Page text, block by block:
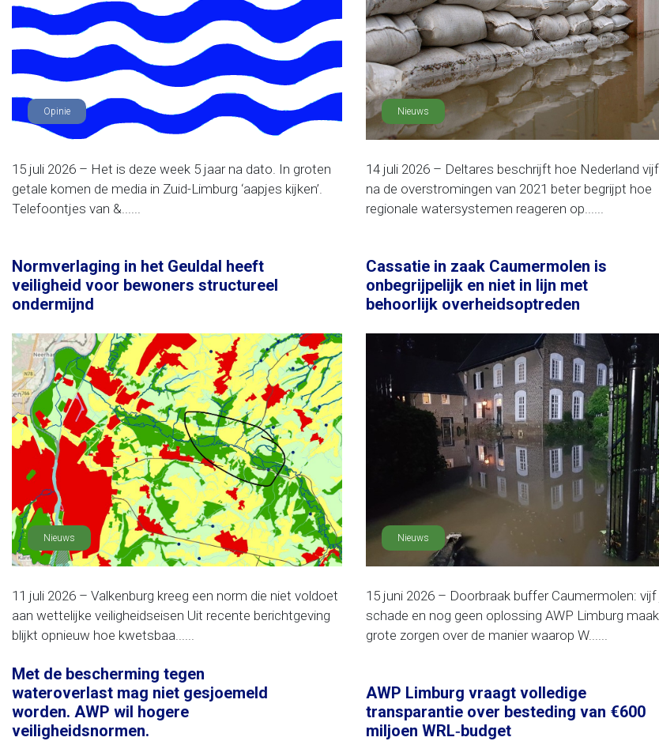
Opinie
15 juli 2026 – Het is deze week 5 jaar na dato. In groten
getale komen de media in Zuid-Limburg ‘aapjes kijken’.
Telefoontjes van &......
Nieuws
14 juli 2026 – Deltares beschrijft hoe Nederland
na de overstromingen van 2021 beter begrijpt hoe
regionale watersystemen reageren op......
Normverlaging in het Geuldal heeft
veiligheid voor bewoners structureel
ondermijnd
Nieuws
11 juli 2026 – Valkenburg kreeg een norm die niet voldoet
aan wettelijke veiligheidseisen Uit recente berichtgeving
blijkt opnieuw hoe kwetsbaa......
Cassatie in zaak Caumermolen is
onbegrijpelijk en niet in lijn met
behoorlijk overheidsoptreden
Nieuws
15 juni 2026 – Doorbraak buffer Caumermolen: vijf
schade en nog geen oplossing AWP Limburg
grote zorgen over de manier waarop W......
Met de bescherming tegen
wateroverlast mag niet gesjoemeld
worden. AWP wil hogere
veiligheidsnormen.
AWP Limburg vraagt volledige
transparantie over besteding van €600
miljoen WRL‑budget